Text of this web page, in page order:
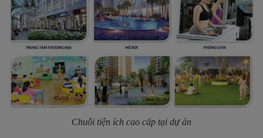
Chuỗi tiện ích cao cấp tại dự án